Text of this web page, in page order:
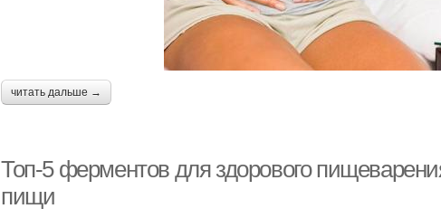
читать дальше →
Топ-5 ферментов для здорового
пищи